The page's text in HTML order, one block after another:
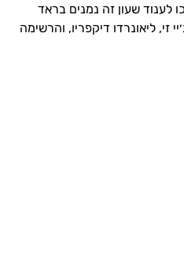
לענוד שעון זה נמנים בראד
זי, ליאונרדו דיקפריו, והרשימה